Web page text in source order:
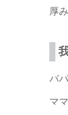
厚
パ
マ